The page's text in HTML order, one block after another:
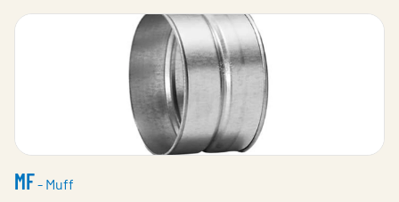
MF- Muff